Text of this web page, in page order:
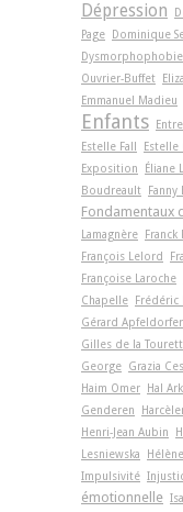
Dépression
Page Dominique
Dysmorphophobie
Ouvrier-Buffet
Emmanuel Madieu
Enfants
Estelle Fall
Estelle
Exposition
Éliane
Boudreault Fanny
Fondamentaux
Lamagnère Franck
François Lelord
Françoise Laroche
Chapelle Frédéric
Gérard Apfeldorfer
Gilles de la
George Grazia
Haim Omer Hal
Genderen
Henri-Jean Aubin
Lesniewska
Impulsivité
émotionnelle